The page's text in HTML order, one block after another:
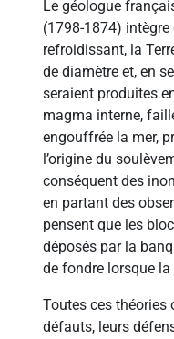
Le géologue
(1798-1874) intègre
refroidissant, la
de diamètre et, en
seraient produites
magma interne,
engouffrée la mer,
l’origine du
conséquent des
en partant des
pensent que les
déposés par la
de fondre lorsque
Toutes ces théories
défauts, leurs